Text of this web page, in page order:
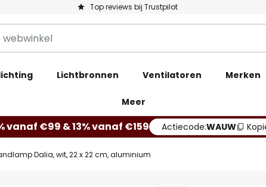
Top reviews bij Trustpilot
Lichtbronnen Ventilatoren Merken
Meer
vanaf €99 & 13% vanaf €159 Actiecode:WAUW
Dalia, wit, 22 x 22 cm, aluminium